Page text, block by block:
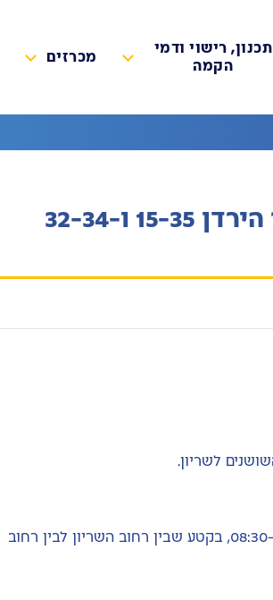
תכנון, רישוי ודמי
הקמה
מכרזים
הודעה על סגירת מים בעקבות פיצוץ מים ברח' נהר הירדן 15-35 ו-32-34
לא תאפשר תנועת כלי רכב ברחוב ביל"ו בשעות העבודה, ימים א'-ה' בין השעות 08:30-17:30, בקטע שבין רחוב השריון לבין רחוב